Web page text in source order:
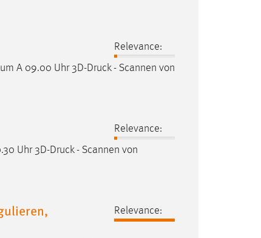
Relevance:
A 09.00 Uhr 3D-Druck- Scannen von
Relevance:
Uhr 3D-Druck- Scannen von
Relevance: